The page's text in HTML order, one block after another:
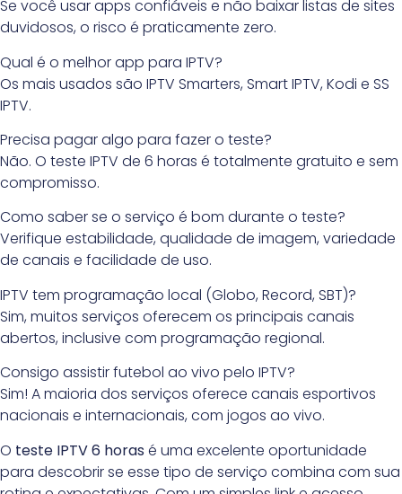
Se você usar apps confiáveis e não baixar listas de sites
duvidosos, o risco é praticamente zero.
Qual é o melhor app para IPTV?
Os mais usados são IPTV Smarters, Smart IPTV, Kodi e SS
IPTV.
Precisa pagar algo para fazer o teste?
Não. O teste IPTV de 6 horas é totalmente gratuito e sem
compromisso.
Como saber se o serviço é bom durante o teste?
Verifique estabilidade, qualidade de imagem, variedade
de canais e facilidade de uso.
IPTV tem programação local (Globo, Record, SBT)?
Sim, muitos serviços oferecem os principais canais
abertos, inclusive com programação regional.
Consigo assistir futebol ao vivo pelo IPTV?
Sim! A maioria dos serviços oferece canais esportivos
nacionais e internacionais, com jogos ao vivo.
O teste IPTV 6 horasé uma excelente oportunidade
para descobrir se esse tipo de serviço combina com sua